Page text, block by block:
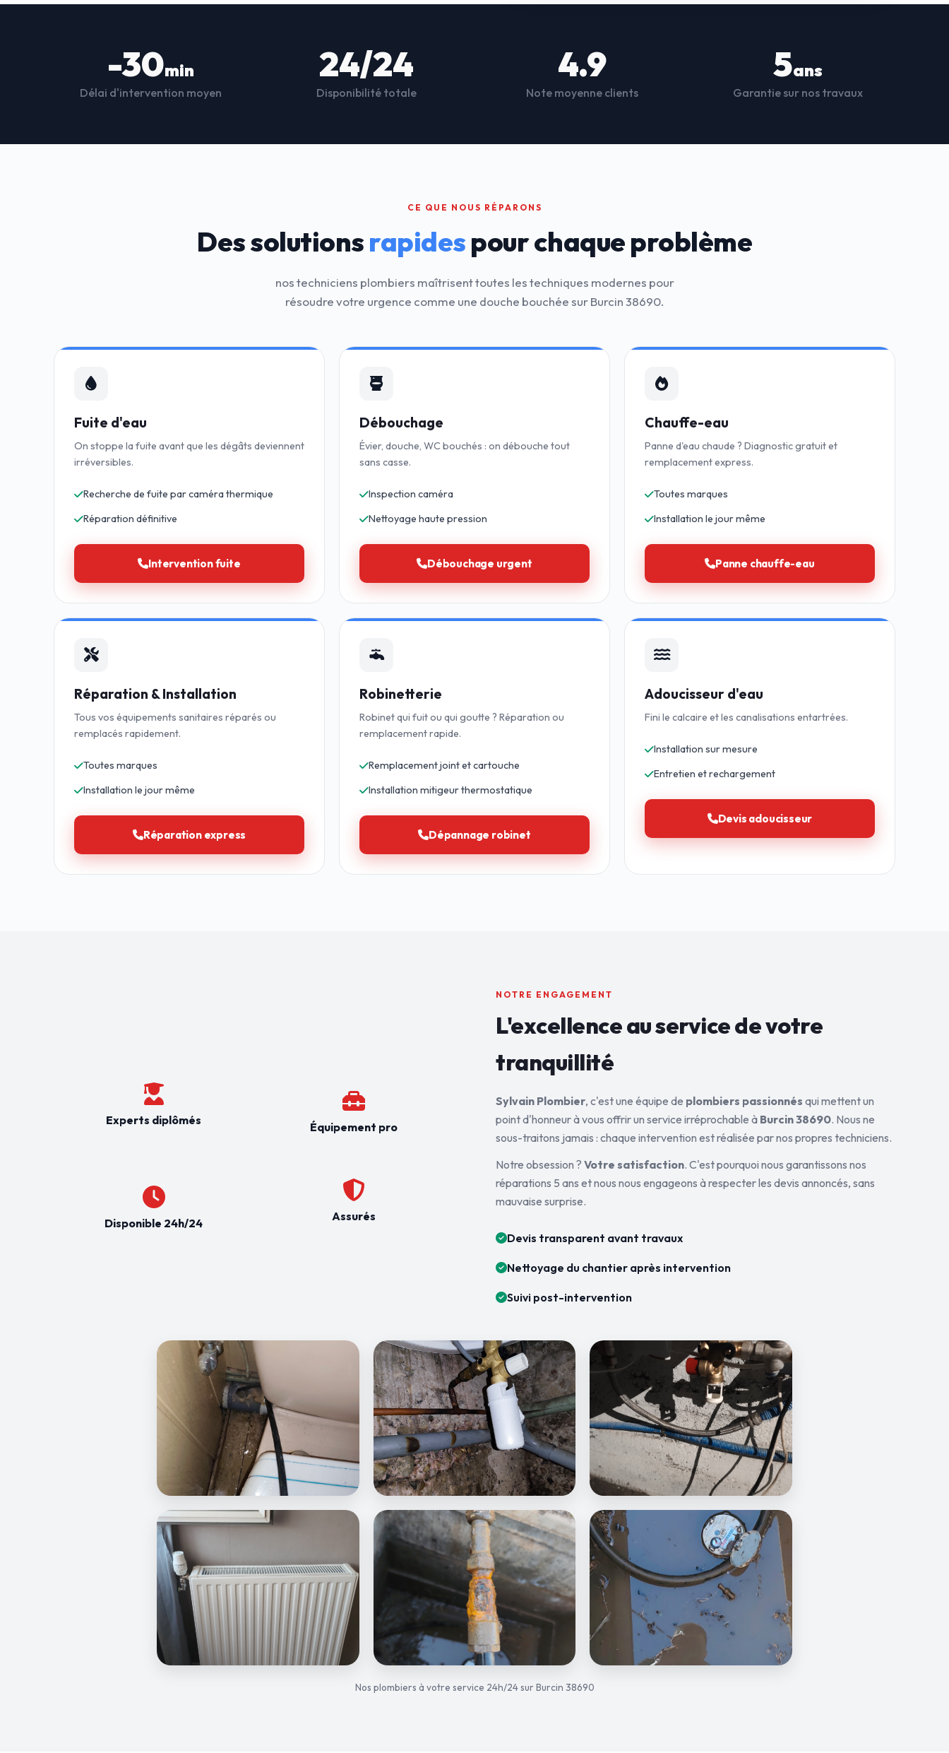
-30min
Délai d'intervention moyen
24/24
Disponibilité totale
4.9
Note moyenne clients
5ans
Garantie sur nos travaux
CE QUE NOUS RÉPARONS
Des solutionsrapidespour chaque problème
nos techniciens plombiers maîtrisent toutes les techniques modernes pour
résoudre votre urgence comme une douche bouchée sur Burcin 38690.
Fuite d'eau
On stoppe la fuite avant que les dégâts deviennent
irréversibles.
Recherche de fuite par caméra thermique
Réparation définitive
Intervention fuite
Débouchage
Évier, douche, WC bouchés : on débouche tout
sans casse.
Inspection caméra
Nettoyage haute pression
Débouchage urgent
Chauffe-eau
Panne d'eau chaude ? Diagnostic gratuit et
remplacement express.
Toutes marques
Installation le jour même
Panne chauffe-eau
Réparation & Installation
Tous vos équipements sanitaires réparés ou
remplacés rapidement.
Toutes marques
Installation le jour même
Réparation express
Robinetterie
Robinet qui fuit ou qui goutte ? Réparation ou
remplacement rapide.
Remplacement joint et cartouche
Installation mitigeur thermostatique
Dépannage robinet
Adoucisseur d'eau
Fini le calcaire et les canalisations entartrées.
Installation sur mesure
Entretien et rechargement
Devis adoucisseur
Experts diplômés
Disponible 24h/24
Équipement pro
Assurés
NOTRE ENGAGEMENT
L'excellence au service devotre
tranquillité
Sylvain Plombier, c'est une équipe de plombiers passionnés qui mettent un
point d'honneur à vous offrir un service irréprochable à Burcin 38690. Nous ne
sous-traitons jamais : chaque intervention est réalisée par nos propres techniciens.
Notre obsession ? Votre satisfaction. C'est pourquoi nous garantissons nos
réparations 5 ans et nous nous engageons à respecter les devis annoncés, sans
mauvaise surprise.
Devis transparent avant travaux
Nettoyage du chantier après intervention
Suivi post-intervention
Nos plombiers à votre service 24h/24 sur Burcin 38690